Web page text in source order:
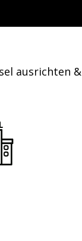
ausrichten &